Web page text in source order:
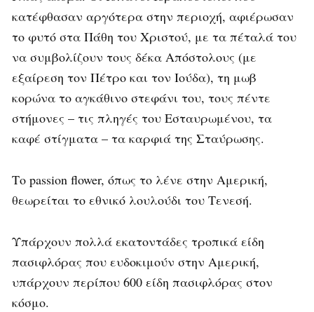
κατέφθασαν αργότερα στην περιοχή, αφιέρωσαν
το φυτό στα Πάθη του Χριστού, με τα πέταλά του
να συμβολίζουν τους δέκα Απόστολους (με
εξαίρεση τον Πέτρο και τον Ιούδα), τη μωβ
κορώνα το αγκάθινο στεφάνι του, τους πέντε
στήμονες – τις πληγές του Εσταυρωμένου, τα
καφέ στίγματα – τα καρφιά της Σταύρωσης.
Το passion flower, όπως το λένε στην Αμερική,
θεωρείται το εθνικό λουλούδι του Τενεσή.
Υπάρχουν πολλά εκατοντάδες τροπικά είδη
πασιφλόρας που ευδοκιμούν στην Αμερική,
υπάρχουν περίπου 600 είδη πασιφλόρας στον
κόσμο.